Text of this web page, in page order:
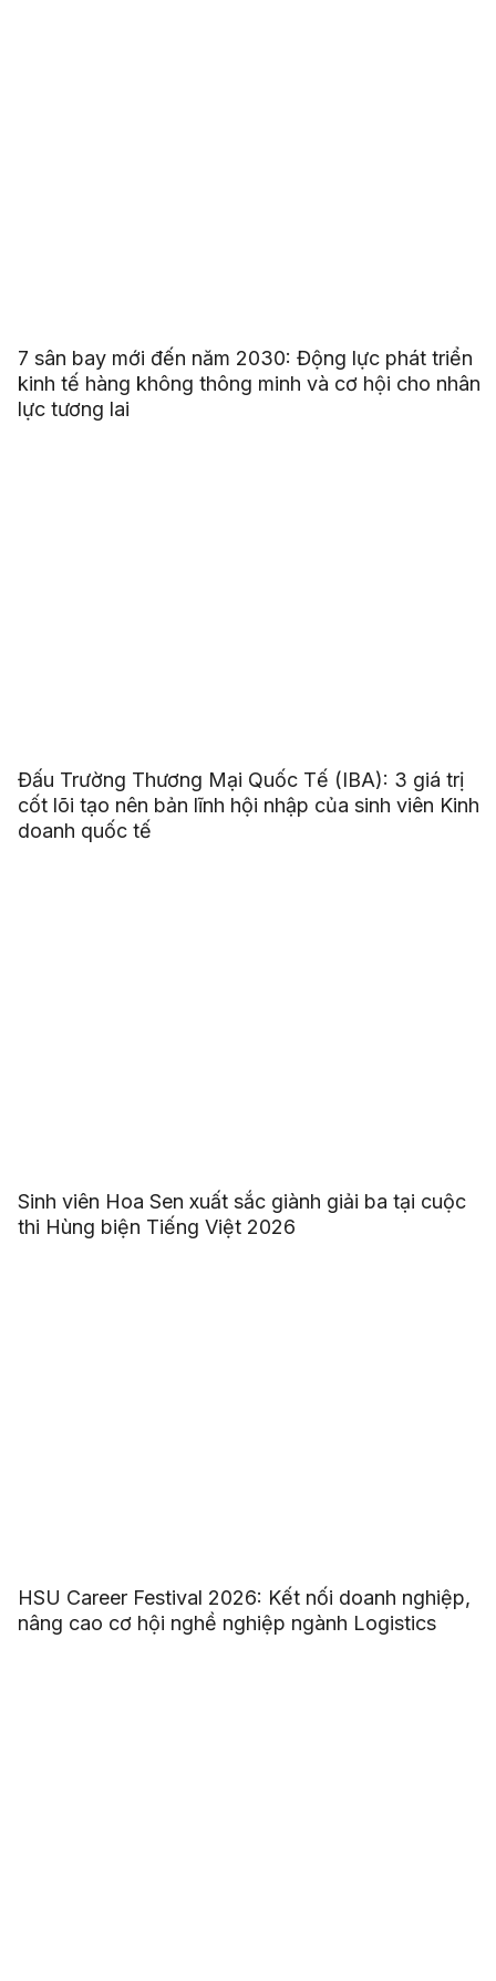
7 sân bay mới đến năm 2030: Động lực phát triển
kinh tế hàng không thông minh và cơ hội cho nhân
lực tương lai
Đấu Trường Thương Mại Quốc Tế (IBA): 3 giá trị
cốt lõi tạo nên bản lĩnh hội nhập của sinh viên Kinh
doanh quốc tế
Sinh viên Hoa Sen xuất sắc giành giải ba tại cuộc
thi Hùng biện Tiếng Việt 2026
HSU Career Festival 2026: Kết nối doanh nghiệp,
nâng cao cơ hội nghề nghiệp ngành Logistics